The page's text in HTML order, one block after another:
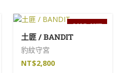
SOLD OUT
土匪 / BANDIT
豹紋守宮
NT$2,800